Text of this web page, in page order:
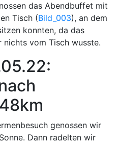
das Abendbuffet mit
Tisch (Bild_003), an dem
konnten, da das
nichts vom Tisch wusste.
genossen wir
Dann radelten wir